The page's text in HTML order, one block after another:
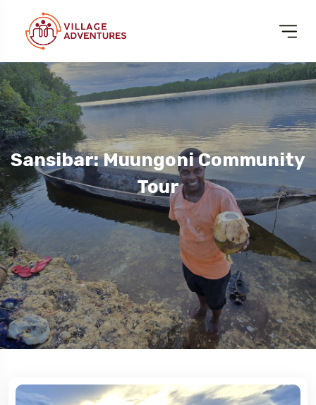
Sansibar: Muungoni Community
Tour